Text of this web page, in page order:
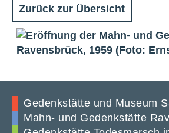
Zurück zur Übersicht
Gedenkstätte und Museum
Mahn- und Gedenkstätte